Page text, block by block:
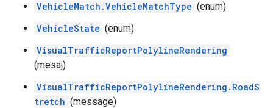
VehicleMatch.VehicleMatchType (enum)
VehicleState (enum)
VisualTrafficReportPolylineRendering
(mesaj)
VisualTrafficReportPolylineRendering.RoadS
tretch (message)